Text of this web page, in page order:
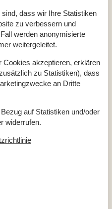
dass wir Ihre Statistiken
zu verbessern und
werden anonymisierte
weitergeleitet.
Cookies akzeptieren, erklären
zu Statistiken), dass
an Dritte
auf Statistiken und/oder
widerrufen.